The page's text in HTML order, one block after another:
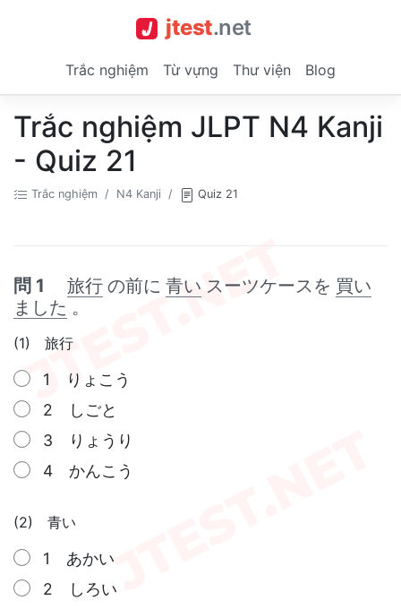
jtest.net
Trắc nghiệm Từ vựng Thư viện Blog
Trắc nghiệm JLPT N4 Kanji
- Quiz 21
Trắc nghiệm N4 Kanji Quiz 21
問 1 旅行 の前に 青い スーツケースを 買い
ました 。
(1) 旅行
1 りょこう
2 しごと
3 りょうり
4 かんこう
(2) 青い
1 あかい
2 しろい